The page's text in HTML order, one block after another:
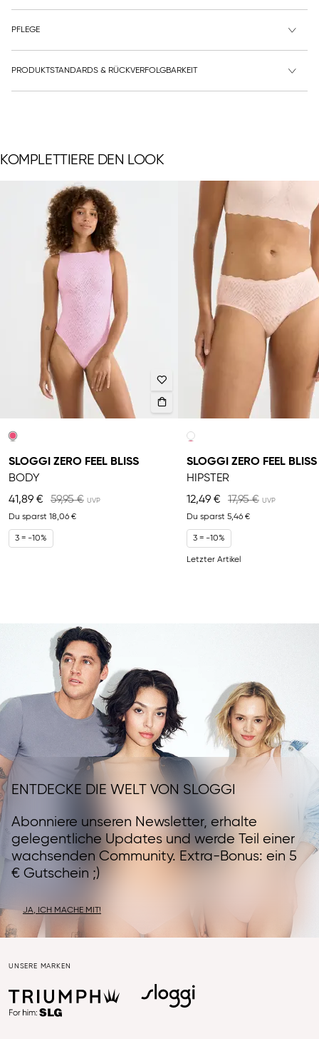
PFLEGE
PRODUKTSTANDARDS & RÜCKVERFOLGBARKEIT
KOMPLETTIERE DEN LOOK
SLOGGI ZERO FEEL BLISS
BODY
41,89 €
59,95 €
Du sparst 18,06 €
3 = -10%
SLOGGI ZERO FEEL BLISS
HIPSTER
12,49 €
17,95 €
Du sparst 5,46 €
3 = -10%
Letzter Artikel
ENTDECKE DIE WELT VON SLOGGI
Abonniere unseren Newsletter, erhalte
gelegentliche Updates und werde Teil einer
wachsenden Community. Extra-Bonus: ein 5
€ Gutschein ;)
JA, ICH MACHE MIT!
UNSERE MARKEN